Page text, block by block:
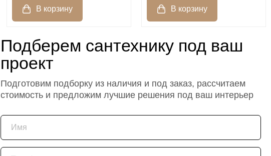
Подберем сантехнику под ваш
проект
Подготовим подборку из наличия и под заказ, рассчитаем
стоимость и предложим лучшие решения под ваш интерьер
Имя
Телефон